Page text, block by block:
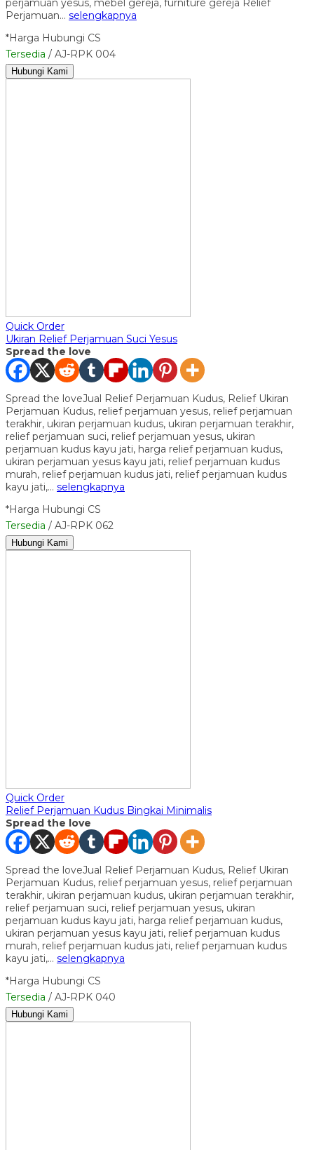
perjamuan yesus, mebel gereja, furniture gereja Relief
Perjamuan… selengkapnya
*Harga Hubungi CS
Tersedia / AJ-RPK 004
Hubungi Kami
Quick Order
Ukiran Relief Perjamuan Suci Yesus
Spread the love
Spread the loveJual Relief Perjamuan Kudus, Relief Ukiran
Perjamuan Kudus, relief perjamuan yesus, relief perjamuan
terakhir, ukiran perjamuan kudus, ukiran perjamuan terakhir,
relief perjamuan suci, relief perjamuan yesus, ukiran
perjamuan kudus kayu jati, harga relief perjamuan kudus,
ukiran perjamuan yesus kayu jati, relief perjamuan kudus
murah, relief perjamuan kudus jati, relief perjamuan kudus
kayu jati,… selengkapnya
*Harga Hubungi CS
Tersedia / AJ-RPK 062
Hubungi Kami
Quick Order
Relief Perjamuan Kudus Bingkai Minimalis
Spread the love
Spread the loveJual Relief Perjamuan Kudus, Relief Ukiran
Perjamuan Kudus, relief perjamuan yesus, relief perjamuan
terakhir, ukiran perjamuan kudus, ukiran perjamuan terakhir,
relief perjamuan suci, relief perjamuan yesus, ukiran
perjamuan kudus kayu jati, harga relief perjamuan kudus,
ukiran perjamuan yesus kayu jati, relief perjamuan kudus
murah, relief perjamuan kudus jati, relief perjamuan kudus
kayu jati,… selengkapnya
*Harga Hubungi CS
Tersedia / AJ-RPK 040
Hubungi Kami